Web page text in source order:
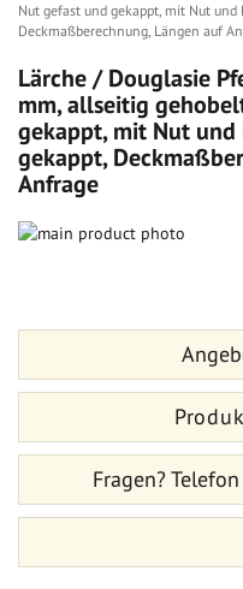
Nut gefast und gekappt, mit Nut und
Deckmaßberechnung, Längen auf
Lärche / Douglasie
mm, allseitig
gekappt, mit Nut und
gekappt,
Anfrage
Zum
springen
Bildergalerie
Fragen?